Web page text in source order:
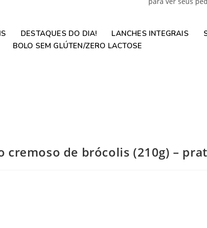
DESTAQUES DO DIA! LANCHES INTEGRAIS
BOLO SEM GLÚTEN/ZERO LACTOSE
cremoso de brócolis (210g) –